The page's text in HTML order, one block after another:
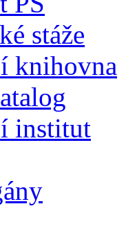
stáže
knihovna
institut